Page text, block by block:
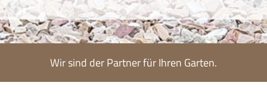
Wir sind der Partner für Ihren Garten.